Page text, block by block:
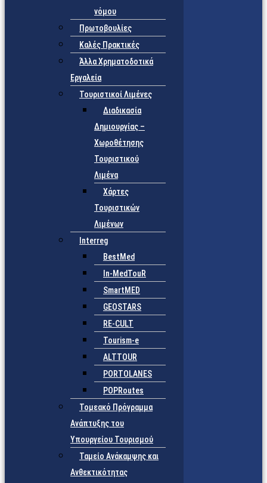
νόμου
Πρωτοβουλίες
Καλές Πρακτικές
Άλλα Χρηματοδοτικά
Εργαλεία
Τουριστικοί Λιμένες
Διαδικασία
Δημιουργίας –
Χωροθέτησης
Τουριστικού
Λιμένα
Χάρτες
Τουριστικών
Λιμένων
Interreg
BestMed
In-MedTouR
SmartMED
GEOSTARS
RE-CULT
Tourism-e
ALTTOUR
PORTOLANES
POPRoutes
Τομεακό Πρόγραμμα
Ανάπτυξης του
Υπουργείου Τουρισμού
Ταμείο Ανάκαμψης και
Ανθεκτικότητας